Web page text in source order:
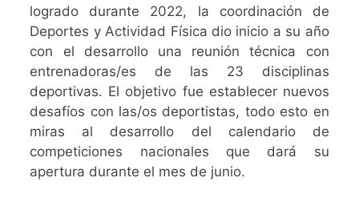
logrado durante 2022, la coordinación de
Deportes y Actividad Física dio inicio a su año
con el desarrollo una reunión técnica con
entrenadoras/es de las 23 disciplinas
deportivas. El objetivo fue establecer nuevos
desafíos con las/os deportistas, todo esto en
miras al desarrollo del calendario de
competiciones nacionales que dará su
apertura durante el mes de junio.